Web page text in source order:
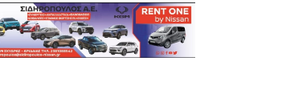
Κόσμος
Τοπικά